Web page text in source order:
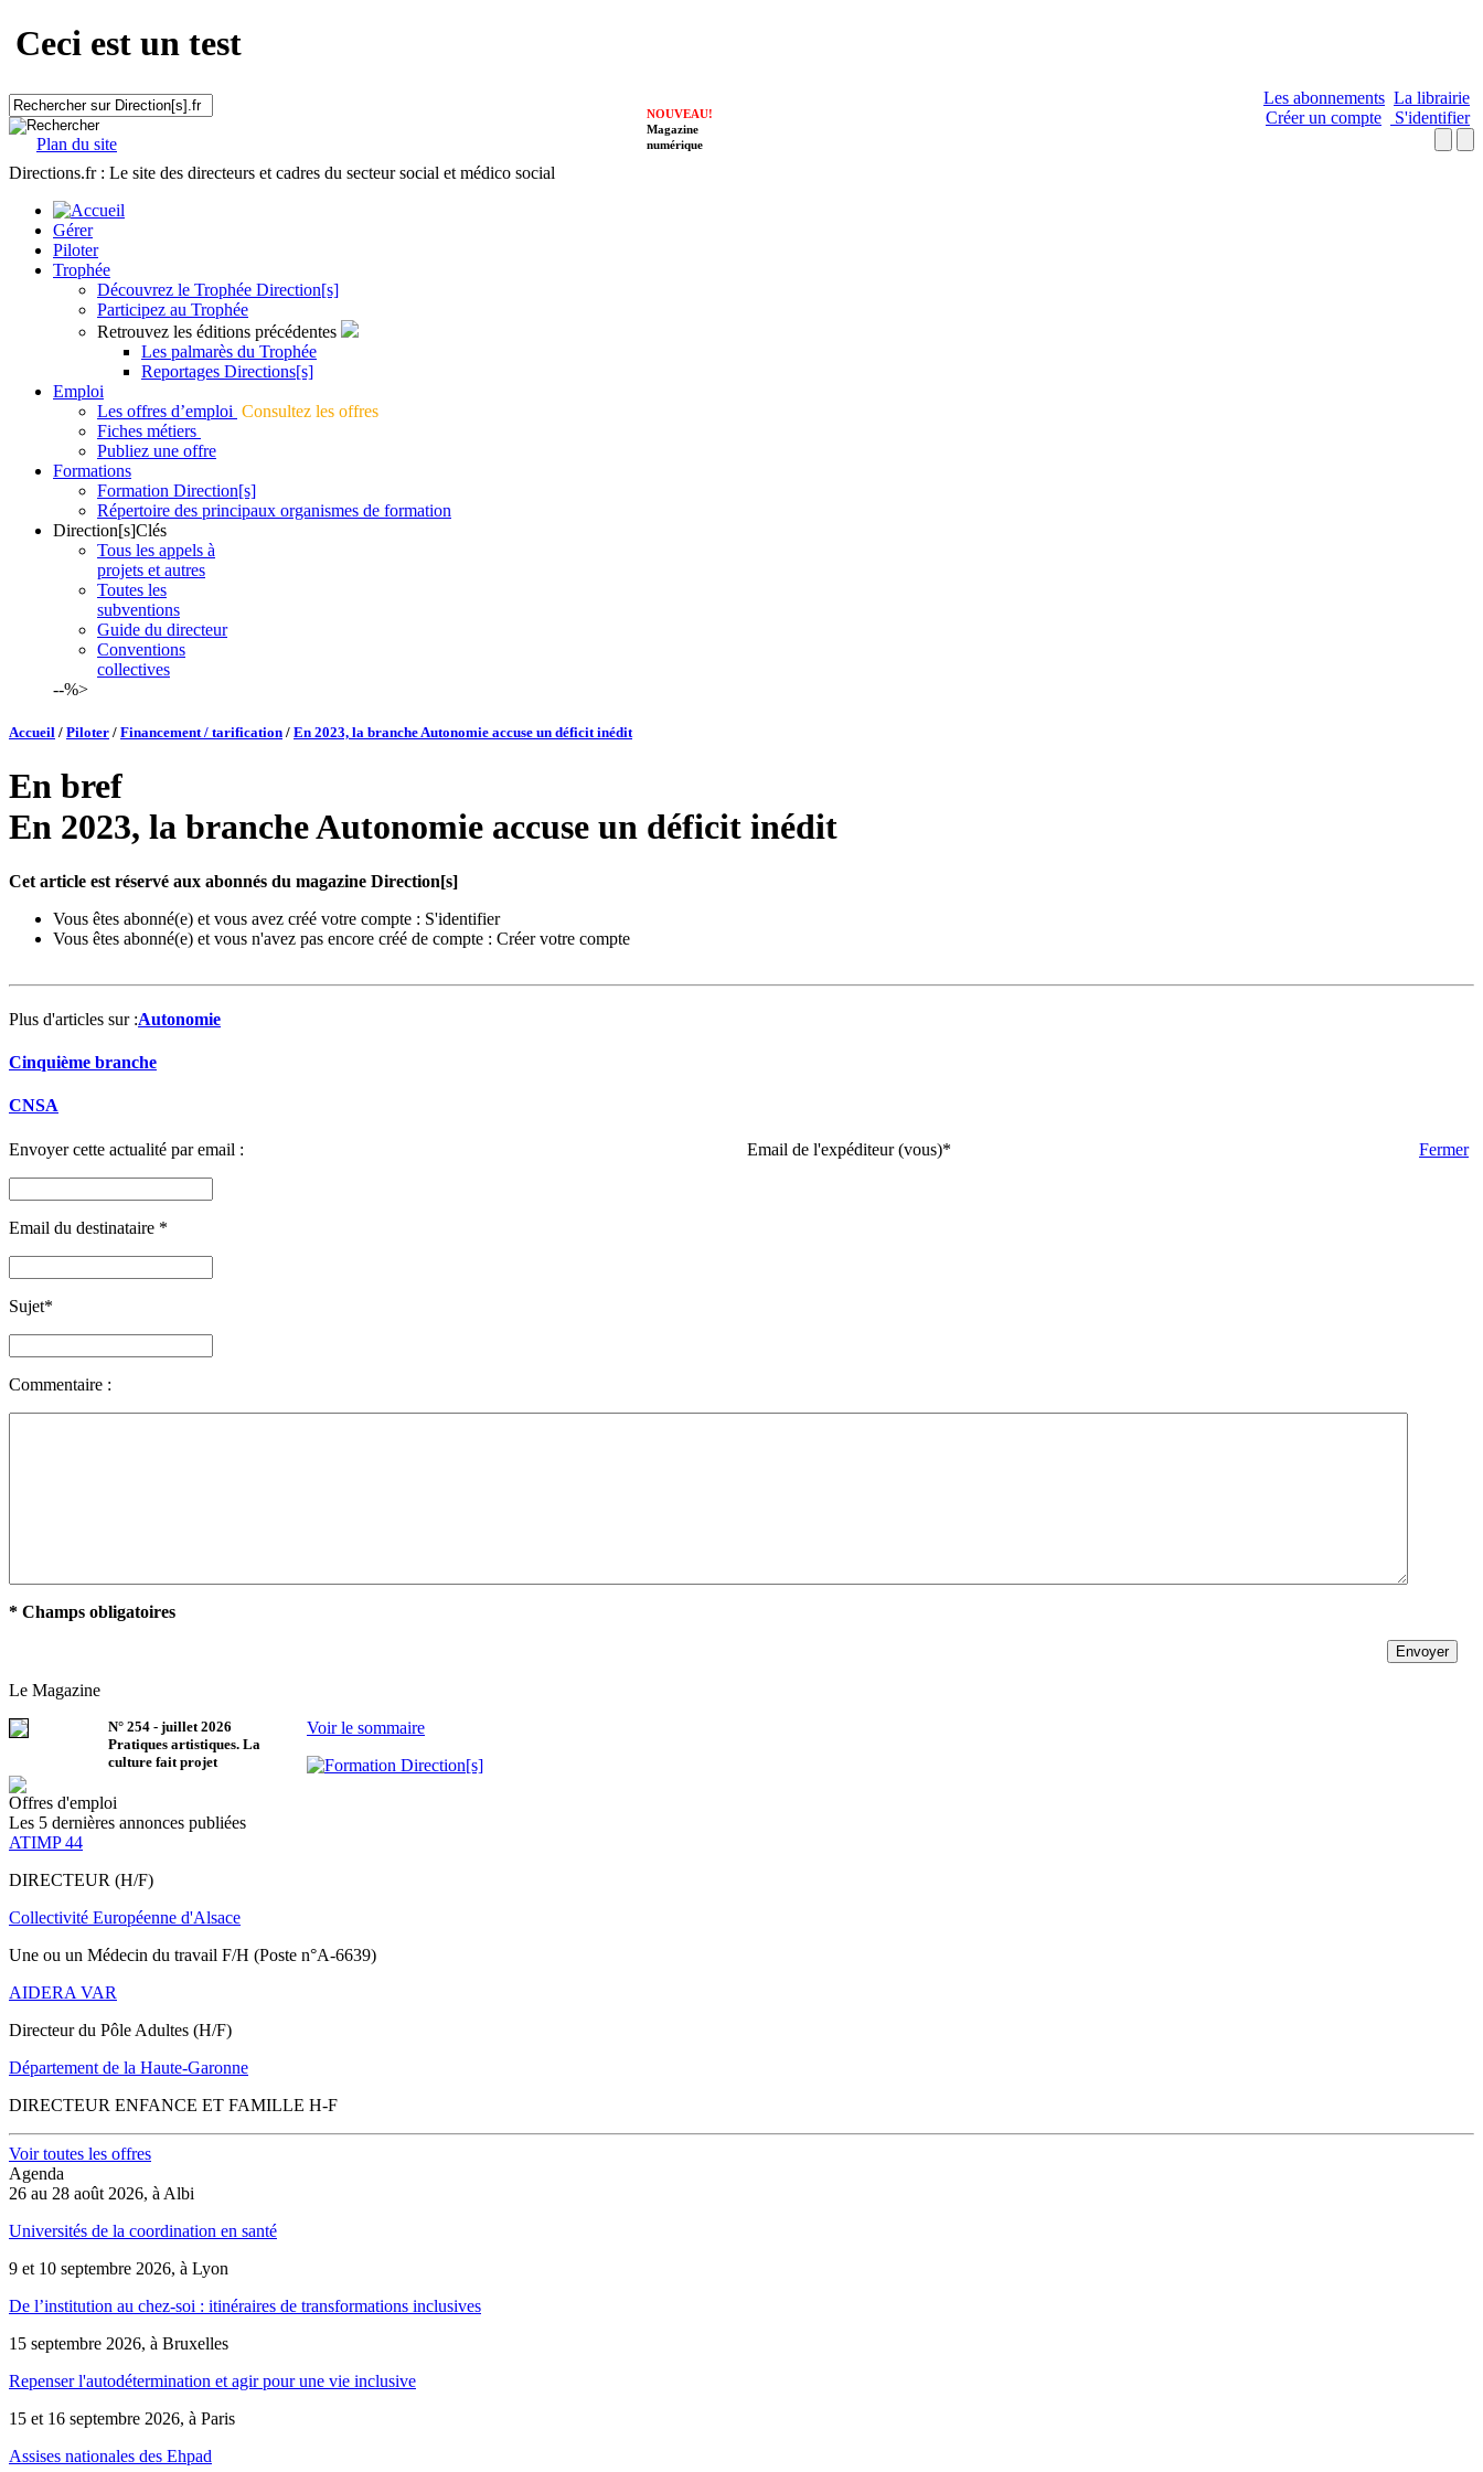
Ceci est un test
Plan du site
Les abonnements La librairie
Créer un compte
S'identifier
NOUVEAU!
Magazine
numérique
Directions.fr : Le site des directeurs et cadres du secteur social et médico social
Gérer
Piloter
Trophée
Découvrez le Trophée Direction[s]
Participez au Trophée
Retrouvez les éditions précédentes
Les palmarès du Trophée
Reportages Directions[s]
Emploi
Les offres d’emploi Consultez les offres
Fiches métiers
Publiez une offre
Formations
Formation Direction[s]
Répertoire des principaux organismes de formation
Direction[s]Clés
Tous les appels à
projets et autres
Toutes les
subventions
Guide du directeur
Conventions
collectives
--%>
Accueil / Piloter / Financement / tarification / En 2023, la branche Autonomie accuse un déficit inédit
En bref
En 2023, la branche Autonomie accuse un déficit inédit
Cet article est réservé aux abonnés du magazine Direction[s]
Vous êtes abonné(e) et vous avez créé votre compte : S'identifier
Vous êtes abonné(e) et vous n'avez pas encore créé de compte : Créer votre compte
Plus d'articles sur :Autonomie
Cinquième branche
CNSA
Envoyer cette actualité par email : Fermer
Email de l'expéditeur (vous)*
Email du destinataire *
Sujet*
Commentaire :
* Champs obligatoires
Le Magazine
N° 254 - juillet 2026
Pratiques artistiques. La
culture fait projet
Voir le sommaire
Offres d'emploi
Les 5 dernières annonces publiées
ATIMP 44
DIRECTEUR (H/F)
Collectivité Européenne d'Alsace
Une ou un Médecin du travail F/H (Poste n°A-6639)
AIDERA VAR
Directeur du Pôle Adultes (H/F)
Département de la Haute-Garonne
DIRECTEUR ENFANCE ET FAMILLE H-F
Voir toutes les offres
Agenda
26 au 28 août 2026, à Albi
Universités de la coordination en santé
9 et 10 septembre 2026, à Lyon
De l’institution au chez-soi : itinéraires de transformations inclusives
15 septembre 2026, à Bruxelles
Repenser l'autodétermination et agir pour une vie inclusive
15 et 16 septembre 2026, à Paris
Assises nationales des Ehpad